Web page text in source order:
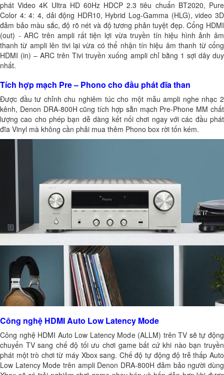
phát Video 4K Ultra HD 60Hz HDCP 2.3 tiêu chuẩn BT2020, Pure
Color 4: 4: 4, dải động HDR10, Hybrid Log-Gamma (HLG), video 3D
đảm bảo màu sắc, độ rõ nét và độ tương phản tuyệt đẹp. Cổng HDMI
(out) - ARC trên ampli rất tiện lợi vừa truyền tín hiệu hình ảnh âm
thanh từ ampli lên tivi lại vừa có thể nhận tín hiệu âm thanh từ cổng
HDMI (in) – ARC trên Tivi truyền xuống ampli chỉ bằng 1 sợi dây duy
nhất.
Tích hợp mạch Pre – Phono cho đầu phát đĩa than
Được đầu tư chỉnh chu nghiêm túc cho một mẫu ampli nghe nhạc 2
kênh, Denon DRA-800H cũng tích hợp sẵn mạch Pre-Phone MM chất
lượng cao cho phép bạn dễ dàng kết nối chơi ngay với các đầu phát
đĩa Vinyl mà không cần phải mua thêm Phono box rời tốn kém.
Công nghệ HDMI Auto Low Latency Mode
Công nghệ HDMI Auto Low Latency Mode (ALLM) trên TV sẽ tự động
chuyển TV sang chế độ tối ưu chơi game bất cứ khi nào bạn truyền
phát một trò chơi từ máy Xbox sang. Chế độ tự động độ trễ thấp Auto
Low Latency Mode trên ampli Denon DRA-800H đảm bảo người dùng